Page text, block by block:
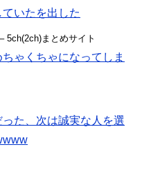
いたを出した
5ch(2ch)まとめサイト
ゃくちゃになってしま
た、次は誠実な人を選